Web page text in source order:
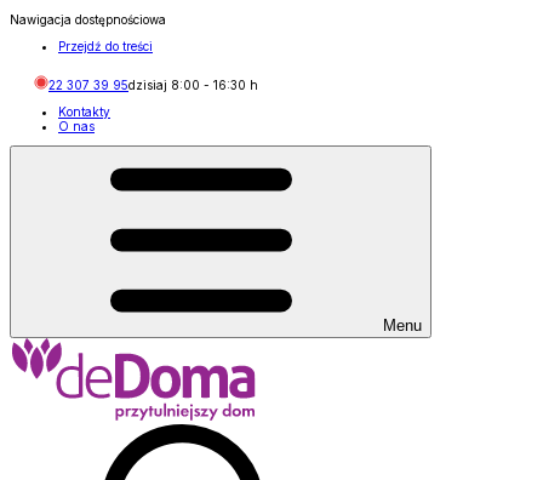
Nawigacja dostępnościowa
Przejdź do treści
22 307 39 95dzisiaj 8:00 - 16:30 h
Kontakty
O nas
Menu